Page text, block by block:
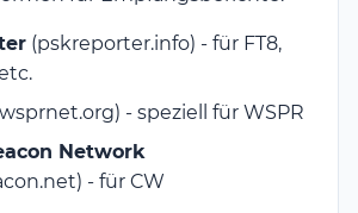
(pskreporter.info) - für FT8,
- speziell für WSPR
Network
- für CW